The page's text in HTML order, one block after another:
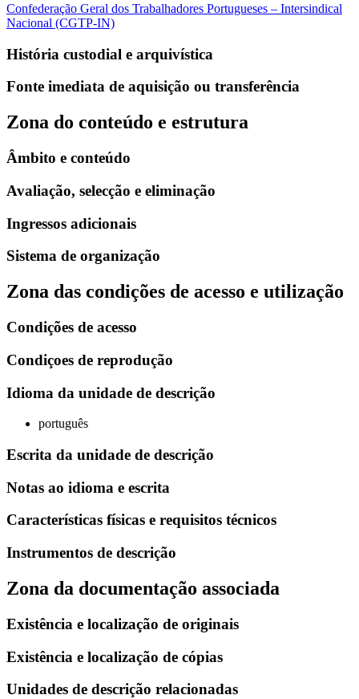
Confederação Geral dos Trabalhadores Portugueses – Intersindical
Nacional (CGTP-IN)
História custodial e arquivística
Fonte imediata de aquisição ou transferência
Zona do conteúdo e estrutura
Âmbito e conteúdo
Avaliação, selecção e eliminação
Ingressos adicionais
Sistema de organização
Zona das condições de acesso e utilização
Condições de acesso
Condiçoes de reprodução
Idioma da unidade de descrição
português
Escrita da unidade de descrição
Notas ao idioma e escrita
Características físicas e requisitos técnicos
Instrumentos de descrição
Zona da documentação associada
Existência e localização de originais
Existência e localização de cópias
Unidades de descrição relacionadas